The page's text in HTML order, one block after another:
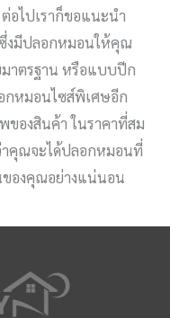
อไปเราก็ขอแนะนำ
งมีปลอกหมอนให้คุณ
าตรฐาน หรือแบบปีก
กหมอนไซส์พิเศษอีก
องสินค้า ในราคาที่สม
าคุณจะได้ปลอกหมอนที่
องคุณอย่างแน่นอน